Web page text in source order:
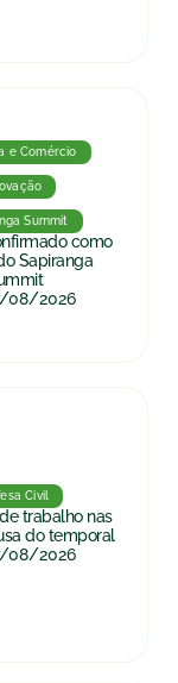
e Comércio
Summit
como
Sapiranga
08/2026
Civil
trabalho nas
do temporal
08/2026